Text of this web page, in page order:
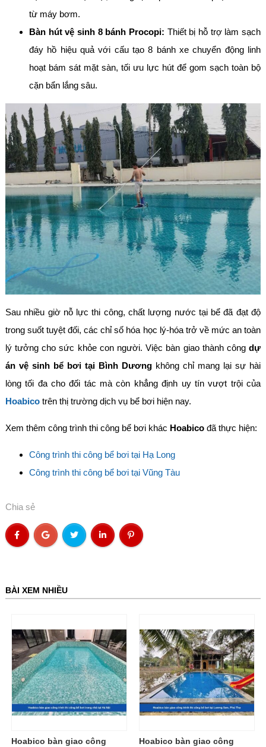
từ máy bơm.
Bàn hút vệ sinh 8 bánh Procopi: Thiết bị hỗ trợ làm sạch
đáy hồ hiệu quả với cấu tạo 8 bánh xe chuyển động linh
hoạt bám sát mặt sàn, tối ưu lực hút để gom sạch toàn bộ
cặn bẩn lắng sâu.
Sau nhiều giờ nỗ lực thi công, chất lượng nước tại bể đã đạt độ
trong suốt tuyệt đối, các chỉ số hóa học lý-hóa trở về mức an toàn
lý tưởng cho sức khỏe con người. Việc bàn giao thành côngdự
án vệ sinh bể bơi tại Bình Dương không chỉ mang lại sự hài
lòng tối đa cho đối tác mà còn khẳng định uy tín vượt trội của
Hoabicotrên thị trường dịch vụ bể bơi hiện nay.
Xem thêm công trình thi công bể bơi khác Hoabicođã thực hiện:
Công trình thi công bể bơi tại Hạ Long
Công trình thi công bể bơi tại Vũng Tàu
Chia sẻ
BÀI XEM NHIỀU
Hoabico bàn giao công
Hoabico bàn giao công